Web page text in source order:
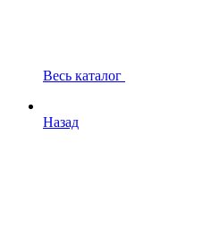
Весь каталог
Назад